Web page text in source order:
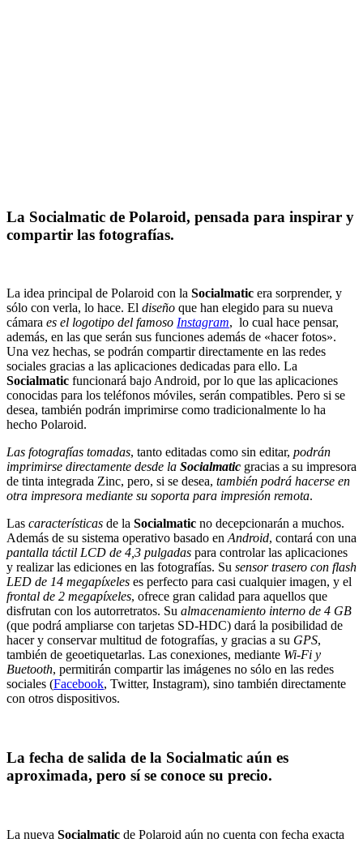
La Socialmatic de Polaroid, pensada para inspirar y
compartir las fotografías.
La idea principal de Polaroid con la Socialmatic era sorprender, y
sólo con verla, lo hace. El diseño que han elegido para su nueva
cámara es el logotipo del famoso Instagram, lo cual hace pensar,
además, en las que serán sus funciones además de «hacer fotos».
Una vez hechas, se podrán compartir directamente en las redes
sociales gracias a las aplicaciones dedicadas para ello. La
Socialmatic funcionará bajo Android, por lo que las aplicaciones
conocidas para los teléfonos móviles, serán compatibles. Pero si se
desea, también podrán imprimirse como tradicionalmente lo ha
hecho Polaroid.
Las fotografías tomadas, tanto editadas como sin editar, podrán
imprimirse directamente desde la Socialmatic gracias a su impresora
de tinta integrada Zinc, pero, si se desea, también podrá hacerse en
otra impresora mediante su soporta para impresión remota.
Las características de la Socialmatic no decepcionarán a muchos.
Además de su sistema operativo basado en Android, contará con una
pantalla táctil LCD de 4,3 pulgadas para controlar las aplicaciones
y realizar las ediciones en las fotografías. Su sensor trasero con flash
LED de 14 megapíxeles es perfecto para casi cualquier imagen, y el
frontal de 2 megapíxeles, ofrece gran calidad para aquellos que
disfrutan con los autorretratos. Su almacenamiento interno de 4 GB
(que podrá ampliarse con tarjetas SD-HDC) dará la posibilidad de
hacer y conservar multitud de fotografías, y gracias a su GPS,
también de geoetiquetarlas. Las conexiones, mediante Wi-Fi y
Buetooth, permitirán compartir las imágenes no sólo en las redes
sociales (Facebook, Twitter, Instagram), sino también directamente
con otros dispositivos.
La fecha de salida de la Socialmatic aún es
aproximada, pero sí se conoce su precio.
La nueva Socialmatic de Polaroid aún no cuenta con fecha exacta